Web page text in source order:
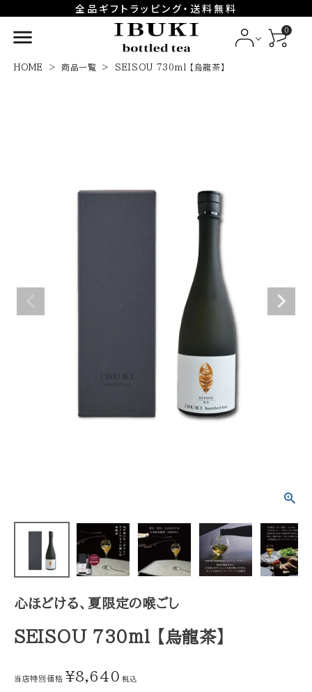
全品ギフトラッピング・送料無料
menu 0
コンテンツ
HOME 商品一覧
SEISOU - 烏龍茶
SEISOU 730ml 【烏龍茶】
HOME 商品一覧 SEISOU 730ml 【烏龍茶】
心ほどける、夏限定の喉ごし
SEISOU 730ml 【烏龍茶】
当店特別価格 ¥8,640 税込